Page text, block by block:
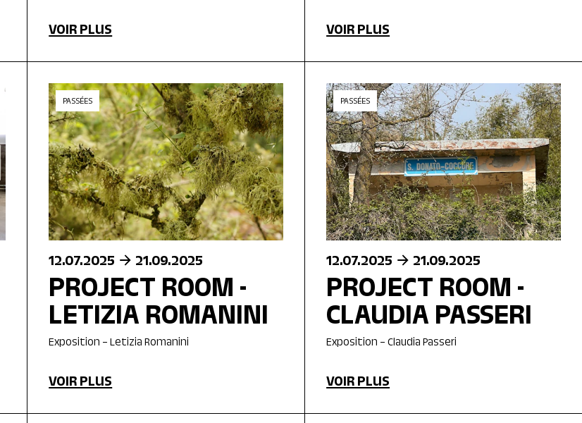
VOIR PLUS VOIR PLUS
PASSÉES
12.07.2025 21.09.2025
PROJECT ROOM -
LETIZIA ROMANINI
Exposition – Letizia Romanini
VOIR PLUS
PASSÉES
12.07.2025 21.09.2025
PROJECT ROOM -
CLAUDIA PASSERI
Exposition – Claudia Passeri
VOIR PLUS